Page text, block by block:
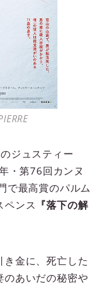
ジュスティー
・第76回カンヌ
で最高賞のパルム
ペンス 『落下の解
金に、死亡した
のあいだの秘密や